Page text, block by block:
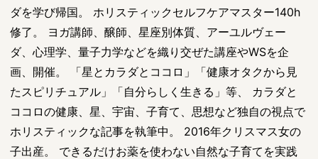
ダを学び帰国。 ホリスティックセルフケアマスター140h
修了。 ヨガ講師、醸師、星座別体質、アーユルヴェー
ダ、心理学、量子力学などを織り交ぜた講座やWSを企
画、開催。 「星とカラダとココロ」「健康オタクから見
たスピリチュアル」「自分らしく生きる」等、 カラダと
ココロの健康、星、宇宙、子育て、思想など独自の視点で
ホリスティックな記事を執筆中。 2016年クリスマス女の
子出産。 できるだけお薬を使わない自然な子育てを実践